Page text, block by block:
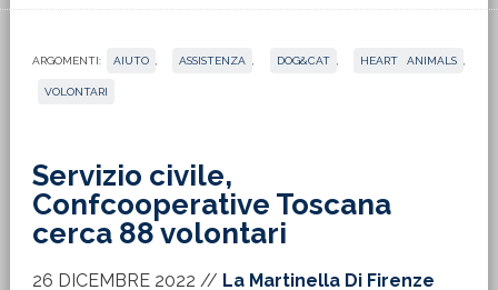
ARGOMENTI: AIUTO ASSISTENZA DOG&CAT HEART ANIMALS
VOLONTARI
Servizio civile,
Confcooperative Toscana
cerca 88 volontari
26 DICEMBRE 2022 // La Martinella Di Firenze